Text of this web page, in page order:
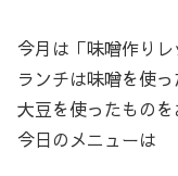
今月は「味噌作り
ランチは味噌を使
大豆を使ったものを
今日のメニューは